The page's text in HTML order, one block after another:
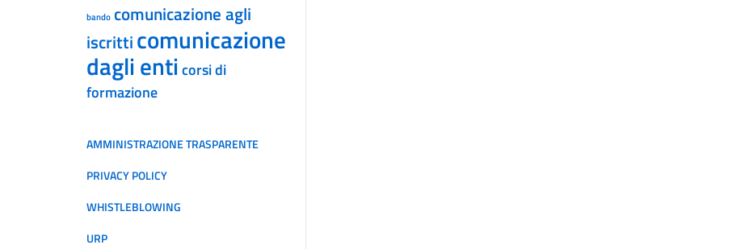
bando comunicazione agli
iscritticomunicazione
dagli enti corsi di
formazione
AMMINISTRAZIONE TRASPARENTE
PRIVACY POLICY
WHISTLEBLOWING
URP